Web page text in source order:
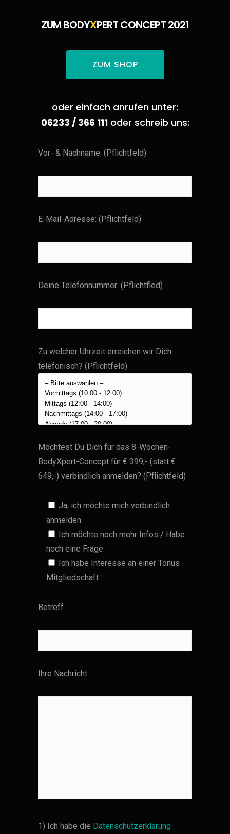
ZUM BODYXPERT CONCEPT 2021
ZUM SHOP
oder einfach anrufen unter:
06233 / 366 111oder schreib uns:
Vor- & Nachname: (Pflichtfeld)
E-Mail-Adresse: (Pflichtfeld)
Deine Telefonnummer: (Pflichtfled)
Zu welcher Uhrzeit erreichen wir Dich
telefonisch? (Pflichtfeld)
Möchtest Du Dich für das 8-Wochen-
BodyXpert-Concept für € 399,- (statt €
649,-) verbindlich anmelden? (Pflichtfeld)
Ja, ich möchte mich verbindlich
anmelden
Ich möchte noch mehr Infos / Habe
noch eine Frage
Ich habe Interesse an einer Tonus
Mitgliedschaft
Betreff
Ihre Nachricht
1) Ich habe die Datenschutzerklärung